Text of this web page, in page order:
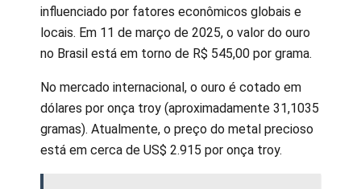
influenciado por fatores econômicos globais e
locais. Em 11 de março de 2025, o valor do ouro
no Brasil está em torno de R$ 545,00 por grama.
No mercado internacional, o ouro é cotado em
dólares por onça troy (aproximadamente 31,1035
gramas). Atualmente, o preço do metal precioso
está em cerca de US$ 2.915 por onça troy.